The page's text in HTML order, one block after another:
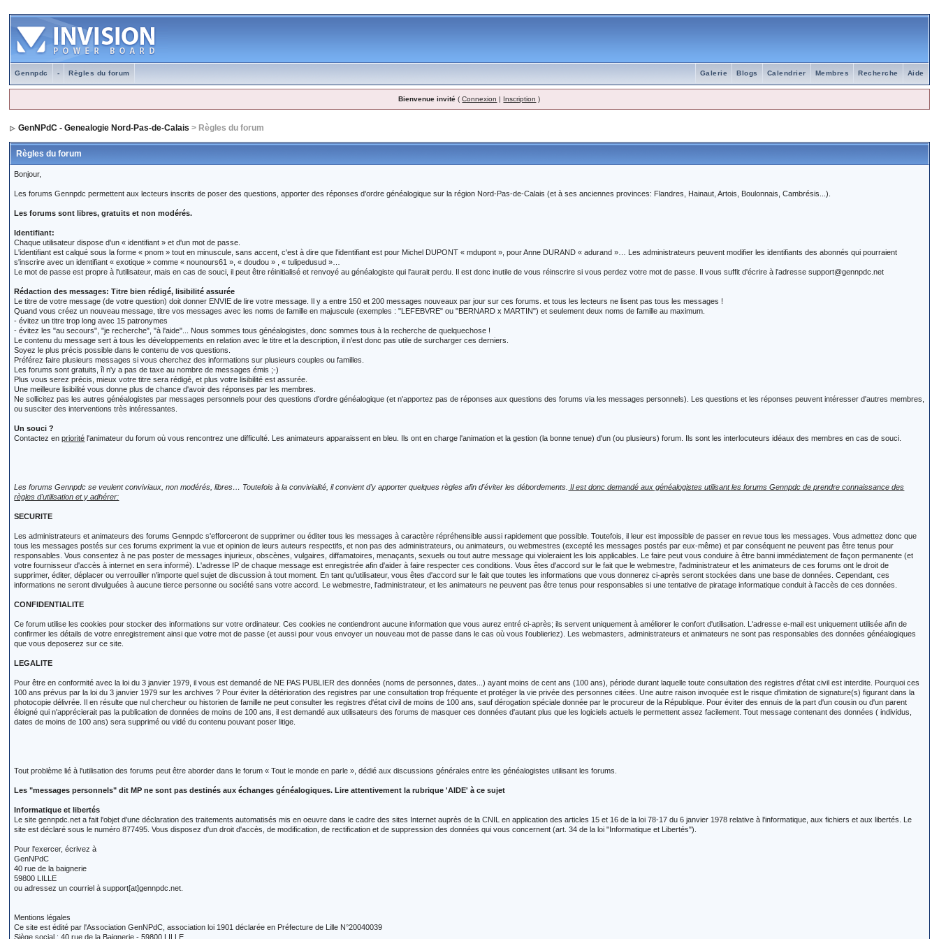
Gennpdc - Règles du forum Aide
Recherche
Membres
Calendrier
Blogs
Galerie
Bienvenue invité (Connexion | Inscription )
GenNPdC - Genealogie Nord-Pas-de-Calais > Règles du forum
Règles du forum
Bonjour,
Les forums Gennpdc permettent aux lecteurs inscrits de poser des questions, apporter des réponses d'ordre généalogique sur la région Nord-Pas-de-Calais (et à ses anciennes provinces: Flandres, Hainaut, Artois, Boulonnais, Cambrésis...).
Les forums sont libres, gratuits et non modérés.
Identifiant:
Chaque utilisateur dispose d'un « identifiant » et d'un mot de passe.
L'identifiant est calqué sous la forme « pnom » tout en minuscule, sans accent, c'est à dire que l'identifiant est pour Michel DUPONT « mdupont », pour Anne DURAND « adurand »… Les administrateurs peuvent modifier les identifiants des abonnés qui pourraient
s'inscrire avec un identifiant « exotique » comme « nounours61 », « doudou » , « tulipedusud »…
Le mot de passe est propre à l'utilisateur, mais en cas de souci, il peut être réinitialisé et renvoyé au généalogiste qui l'aurait perdu. Il est donc inutile de vous réinscrire si vous perdez votre mot de passe. Il vous suffit d'écrire à l'adresse support@gennpdc.net
Rédaction des messages: Titre bien rédigé, lisibilité assurée
Le titre de votre message (de votre question) doit donner ENVIE de lire votre message. Il y a entre 150 et 200 messages nouveaux par jour sur ces forums. et tous les lecteurs ne lisent pas tous les messages !
Quand vous créez un nouveau message, titre vos messages avec les noms de famille en majuscule (exemples : "LEFEBVRE" ou "BERNARD x MARTIN") et seulement deux noms de famille au maximum.
- évitez un titre trop long avec 15 patronymes
- évitez les "au secours", "je recherche", "à l'aide"... Nous sommes tous généalogistes, donc sommes tous à la recherche de quelquechose !
Le contenu du message sert à tous les développements en relation avec le titre et la description, il n'est donc pas utile de surcharger ces derniers.
Soyez le plus précis possible dans le contenu de vos questions.
Préférez faire plusieurs messages si vous cherchez des informations sur plusieurs couples ou familles.
Les forums sont gratuits, îl n'y a pas de taxe au nombre de messages émis ;-)
Plus vous serez précis, mieux votre titre sera rédigé, et plus votre lisibilité est assurée.
Une meilleure lisibilité vous donne plus de chance d'avoir des réponses par les membres.
Ne sollicitez pas les autres généalogistes par messages personnels pour des questions d'ordre généalogique (et n'apportez pas de réponses aux questions des forums via les messages personnels). Les questions et les réponses peuvent intéresser d'autres membres,
ou susciter des interventions très intéressantes.
Un souci ?
Contactez enpriorité l'animateur du forum où vous rencontrez une difficulté. Les animateurs apparaissent en bleu. Ils ont en charge l'animation et la gestion (la bonne tenue) d'un (ou plusieurs) forum. Ils sont les interlocuteurs idéaux des membres en cas de souci.
Les forums Gennpdc se veulent conviviaux, non modérés, libres… Toutefois à la convivialité, il convient d'y apporter quelques règles afin d'éviter les débordements. Il est donc demandé aux généalogistes utilisant les forums Gennpdc de prendre connaissance des
règles d'utilisation et y adhérer:
SECURITE
Les administrateurs et animateurs des forums Gennpdc s'efforceront de supprimer ou éditer tous les messages à caractère répréhensible aussi rapidement que possible. Toutefois, il leur est impossible de passer en revue tous les messages. Vous admettez donc que
tous les messages postés sur ces forums expriment la vue et opinion de leurs auteurs respectifs, et non pas des administrateurs, ou animateurs, ou webmestres (excepté les messages postés par eux-même) et par conséquent ne peuvent pas être tenus pour
responsables. Vous consentez à ne pas poster de messages injurieux, obscènes, vulgaires, diffamatoires, menaçants, sexuels ou tout autre message qui violeraient les lois applicables. Le faire peut vous conduire à être banni immédiatement de façon permanente (et
votre fournisseur d'accès à internet en sera informé). L'adresse IP de chaque message est enregistrée afin d'aider à faire respecter ces conditions. Vous êtes d'accord sur le fait que le webmestre, l'administrateur et les animateurs de ces forums ont le droit de
supprimer, éditer, déplacer ou verrouiller n'importe quel sujet de discussion à tout moment. En tant qu'utilisateur, vous êtes d'accord sur le fait que toutes les informations que vous donnerez ci-après seront stockées dans une base de données. Cependant, ces
informations ne seront divulguées à aucune tierce personne ou société sans votre accord. Le webmestre, l'administrateur, et les animateurs ne peuvent pas être tenus pour responsables si une tentative de piratage informatique conduit à l'accès de ces données.
CONFIDENTIALITE
Ce forum utilise les cookies pour stocker des informations sur votre ordinateur. Ces cookies ne contiendront aucune information que vous aurez entré ci-après; ils servent uniquement à améliorer le confort d'utilisation. L'adresse e-mail est uniquement utilisée afin de
confirmer les détails de votre enregistrement ainsi que votre mot de passe (et aussi pour vous envoyer un nouveau mot de passe dans le cas où vous l'oublieriez). Les webmasters, administrateurs et animateurs ne sont pas responsables des données généalogiques
que vous deposerez sur ce site.
LEGALITE
Pour être en conformité avec la loi du 3 janvier 1979, il vous est demandé de NE PAS PUBLIER des données (noms de personnes, dates...) ayant moins de cent ans (100 ans), période durant laquelle toute consultation des registres d'état civil est interdite. Pourquoi ces
100 ans prévus par la loi du 3 janvier 1979 sur les archives ? Pour éviter la détérioration des registres par une consultation trop fréquente et protéger la vie privée des personnes citées. Une autre raison invoquée est le risque d'imitation de signature(s) figurant dans la
photocopie délivrée. Il en résulte que nul chercheur ou historien de famille ne peut consulter les registres d'état civil de moins de 100 ans, sauf dérogation spéciale donnée par le procureur de la République. Pour éviter des ennuis de la part d'un cousin ou d'un parent
éloigné qui n'apprécierait pas la publication de données de moins de 100 ans, il est demandé aux utilisateurs des forums de masquer ces données d'autant plus que les logiciels actuels le permettent assez facilement. Tout message contenant des données ( individus,
dates de moins de 100 ans) sera supprimé ou vidé du contenu pouvant poser litige.
Tout problème lié à l'utilisation des forums peut être aborder dans le forum « Tout le monde en parle », dédié aux discussions générales entre les généalogistes utilisant les forums.
Les "messages personnels" dit MP ne sont pas destinés aux échanges généalogiques. Lire attentivement la rubrique 'AIDE' à ce sujet
Informatique et libertés
Le site gennpdc.net a fait l'objet d'une déclaration des traitements automatisés mis en oeuvre dans le cadre des sites Internet auprès de la CNIL en application des articles 15 et 16 de la loi 78-17 du 6 janvier 1978 relative à l'informatique, aux fichiers et aux libertés. Le
site est déclaré sous le numéro 877495. Vous disposez d'un droit d'accès, de modification, de rectification et de suppression des données qui vous concernent (art. 34 de la loi "Informatique et Libertés").
Pour l'exercer, écrivez à
GenNPdC
40 rue de la baignerie
59800 LILLE
ou adressez un courriel à support[at]gennpdc.net.
Mentions légales
Ce site est édité par l'Association GenNPdC, association loi 1901 déclarée en Préfecture de Lille N°20040039
Siège social : 40 rue de la Baignerie - 59800 LILLE